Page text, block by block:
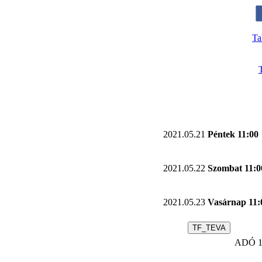
2021.05.21 Péntek 11:00
2021.05.22 Szombat
2021.05.23 Vasárnap
TF_TEVA
ADÓ